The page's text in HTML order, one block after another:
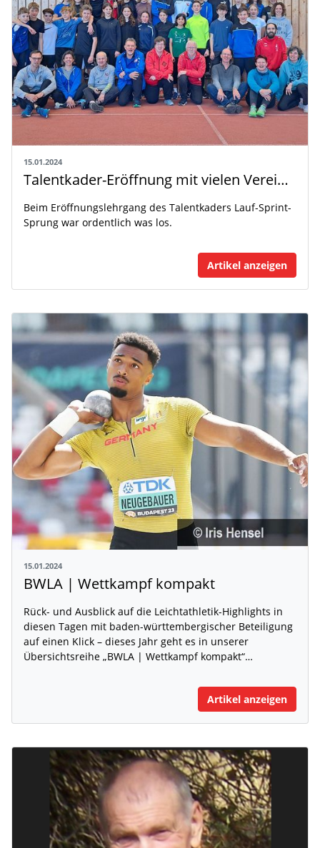
15.01.2024
Talentkader-Eröffnung mit vielen Vereinstrainern
Beim Eröffnungslehrgang des Talentkaders Lauf-Sprint-
Sprung war ordentlich was los.
Artikel anzeigen
15.01.2024
BWLA | Wettkampf kompakt
Rück- und Ausblick auf die Leichtathletik-Highlights in
diesen Tagen mit baden-württembergischer Beteiligung
auf einen Klick – dieses Jahr geht es in unserer
Übersichtsreihe „BWLA | Wettkampf kompakt“…
Artikel anzeigen